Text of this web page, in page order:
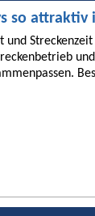
so attraktiv